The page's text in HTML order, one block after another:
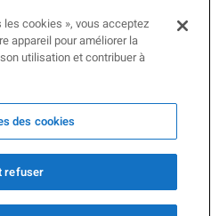
Copyright © 2025.LES4H
cookies », vous acceptez
appareil pour améliorer la
utilisation et contribuer à
des cookies
refuser